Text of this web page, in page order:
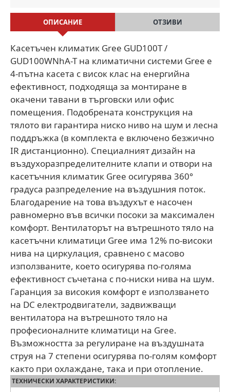
ОПИСАНИЕ ОТЗИВИ
Касетъчен климатик Gree GUD100T /
GUD100WNhA-T на климатични системи Gree е
4-пътна касета с висок клас на енергийна
ефективност, подходяща за монтиране в
окачени тавани в търговски или офис
помещения. Подобрената конструкция на
тялото ви гарантира ниско ниво на шум и лесна
поддръжка (в комплекта е включено безжично
IR дистанционно). Специалният дизайн на
въздухоразпределителните клапи и отвори на
касетъчния климатик Gree осигурява 360°
градуса разпределение на въздушния поток.
Благодарение на това въздухът е насочен
равномерно във всички посоки за максимален
комфорт. Вентилаторът на вътрешното тяло на
касетъчни климатици Gree има 12% по-високи
нива на циркулация, сравнено с масово
използваните, което осигурява по-голяма
ефективност съчетана с по-ниски нива на шум.
Гаранция за високия комфорт е използването
на DC електродвигатели, задвижващи
вентилатора на вътрешното тяло на
професионалните климатици на Gree.
Възможността за регулиране на въздушната
струя на 7 степени осигурява по-голям комфорт
както при охлаждане, така и при отопление.
ТЕХНИЧЕСКИ ХАРАКТЕРИСТИКИ: